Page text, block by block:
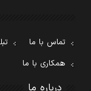
تماس با ما
همکاری با ما
درباره ما